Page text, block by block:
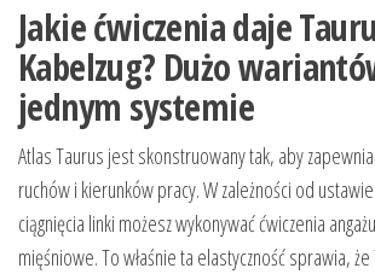
Jakie ćwiczenia daje
Kabelzug? Dużo
jednym systemie
Atlas Taurus jest skonstruowany tak, aby
ruchów i kierunków pracy. W zależności od
ciągnięcia linki możesz wykonywać ćwiczenia
mięśniowe. To właśnie ta elastyczność sprawia,